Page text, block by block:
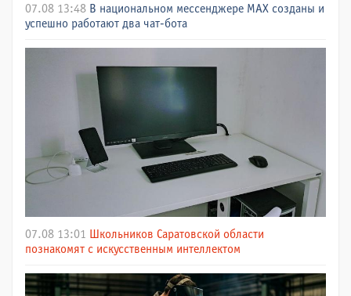
07.08 13:48 В национальном мессенджере МАХ созданы и
успешно работают два чат-бота
07.08 13:01 Школьников Саратовской области
познакомят с искусственным интеллектом